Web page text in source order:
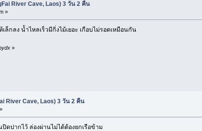
River Cave, Laos) 3 วัน 2 คืน
»
กลง น้ำไหลเร็วมีกิ่งไม้เยอะ เกือบไม่รอดเหมือนกัน
»
River Cave, Laos) 3 วัน 2 คืน
ดปากไว้ ล่องผ่านไม่ได้ต้องยกเรือข้าม